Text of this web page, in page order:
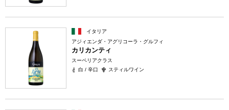
イタリア
アジィエンダ・アグリコーラ・グルフィ
カリカンティ
スーペリアクラス
白 / 辛口
スティルワイン